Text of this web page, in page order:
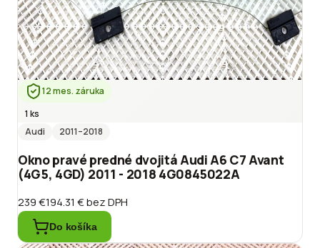
12 mes. záruka
1 ks
Audi
2011–2018
Okno pravé predné dvojitá Audi A6 C7 Avant
(4G5, 4GD) 2011 - 2018 4G0845022A
239 €194.31 €bez DPH
Do košíka